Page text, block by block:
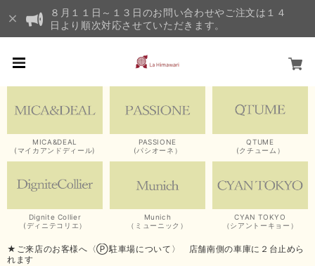
８月１１日～１３日のお問い合わせやご注文は１４
日より順次対応させていただきます。
MICA&DEAL
(マイカアンドディール)
PASSIONE
(パシオーネ）
QTUME
(クチューム）
Dignite Collier
(ディニテコリエ）
Munich
（ミューニック）
CYAN TOKYO
（シアントーキョー）
★ご来店のお客様へ〈Ⓟ駐車場について〉 店舗南側の車庫に２台止めら
れます